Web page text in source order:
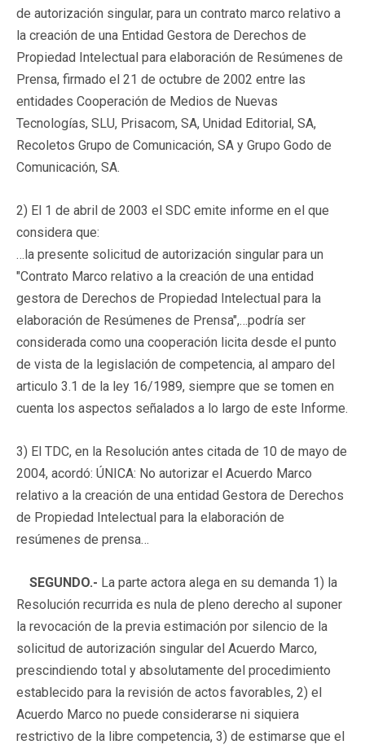
de autorización singular, para un contrato marco relativo a
la creación de una Entidad Gestora de Derechos de
Propiedad Intelectual para elaboración de Resúmenes de
Prensa, firmado el 21 de octubre de 2002 entre las
entidades Cooperación de Medios de Nuevas
Tecnologías, SLU, Prisacom, SA, Unidad Editorial, SA,
Recoletos Grupo de Comunicación, SA y Grupo Godo de
Comunicación, SA.
2) El 1 de abril de 2003 el SDC emite informe en el que
considera que:
…la presente solicitud de autorización singular para un
"Contrato Marco relativo a la creación de una entidad
gestora de Derechos de Propiedad Intelectual para la
elaboración de Resúmenes de Prensa",…podría ser
considerada como una cooperación licita desde el punto
de vista de la legislación de competencia, al amparo del
articulo 3.1 de la ley 16/1989, siempre que se tomen en
cuenta los aspectos señalados a lo largo de este Informe.
3) El TDC, en la Resolución antes citada de 10 de mayo de
2004, acordó: ÚNICA: No autorizar el Acuerdo Marco
relativo a la creación de una entidad Gestora de Derechos
de Propiedad Intelectual para la elaboración de
resúmenes de prensa…
SEGUNDO.- La parte actora alega en su demanda 1) la
Resolución recurrida es nula de pleno derecho al suponer
la revocación de la previa estimación por silencio de la
solicitud de autorización singular del Acuerdo Marco,
prescindiendo total y absolutamente del procedimiento
establecido para la revisión de actos favorables, 2) el
Acuerdo Marco no puede considerarse ni siquiera
restrictivo de la libre competencia, 3) de estimarse que el